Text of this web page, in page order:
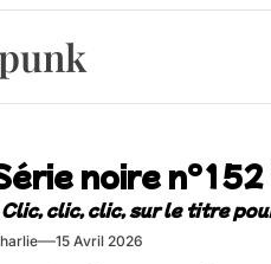
Festival – Samedi
noire n°152
15 Avril 2026